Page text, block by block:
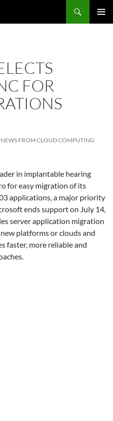
FOR
NEWS FROM CLOUD COMPUTING
in implantable hearing
for easy migration of its
applications, a major priority
ends support on July 14,
server application migration
platforms or clouds and
faster, more reliable and